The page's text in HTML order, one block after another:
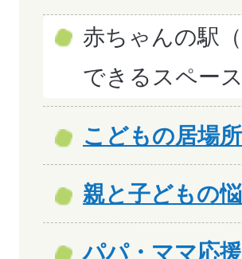
赤ちゃんの駅
できるスペース
こどもの居場
親と子どもの
パパ・ママ応